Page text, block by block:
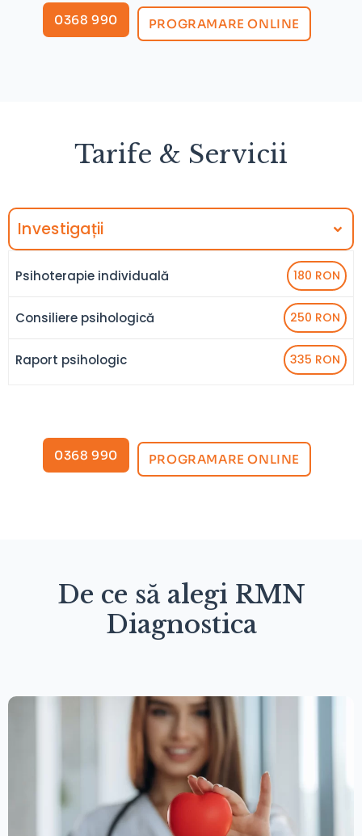
0368 990 PROGRAMARE ONLINE
Tarife & Servicii
Investigații
Psihoterapie individuală 180 RON
Consiliere psihologică 250 RON
Raport psihologic 335 RON
0368 990 PROGRAMARE ONLINE
De ce să alegi RMN
Diagnostica